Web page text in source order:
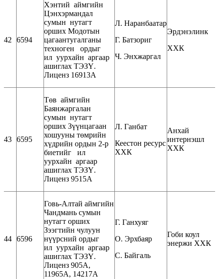
42 6594
Хэнтий аймгийн
Цэнхэрмандал
сумын нутагт
орших Модотын
цагаантугалганы
техноген ордыг
ил уурхайн аргаар
ашиглах ТЭЗҮ.
Лиценз 16913А
Л. Наранбаатар
Г. Батзориг
Ч. Энхжаргал
Эрдэнэлинк
ХХК
43 6595
Төв аймгийн
Баянжаргалан
сумын нутагт
орших Зүүнцагаан
хошууны төмрийн
хүдрийн ордын 2-р
биетийг ил
уурхайн аргаар
ашиглах ТЭЗҮ.
Лиценз 9515А
Л. Ганбат
Кеестон ресурс
ХХК
Анхай
интернэшл
ХХК
44 6596
Говь-Алтай аймгийн
Чандмань сумын
нутагт орших
Зээгтийн чулуун
нүүрсний ордыг
ил уурхайн аргаар
ашиглах ТЭЗҮ.
Лиценз 905А,
11965А, 14217А
Г. Ганхуяг
О. Эрхбаяр
С. Байгаль
Гоби коул
энержи ХХК